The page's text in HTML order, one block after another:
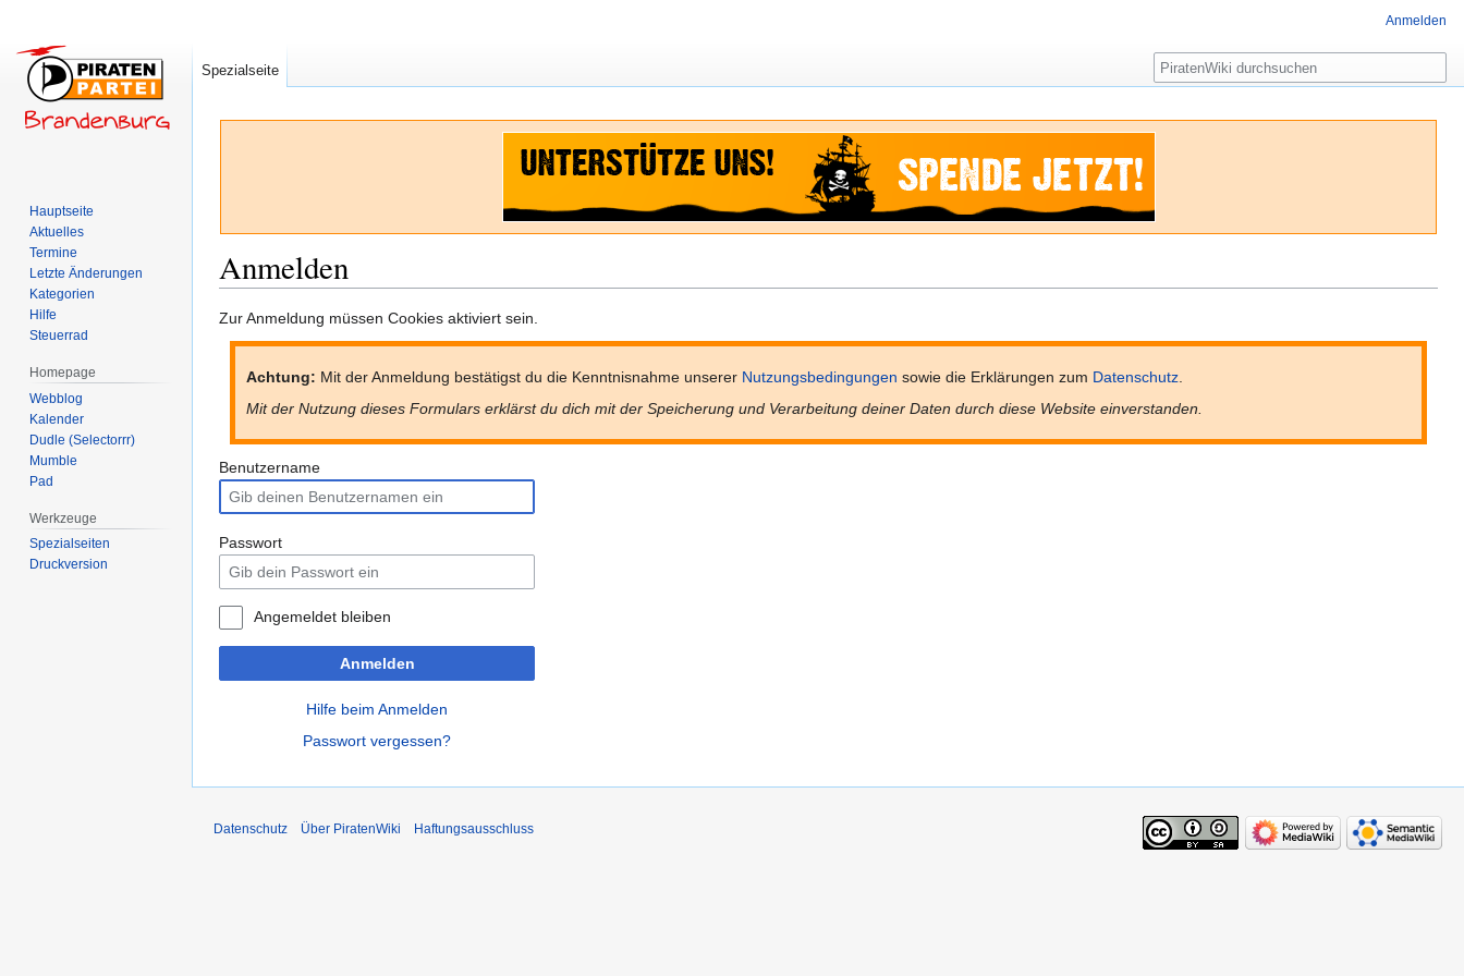
Anmelden
Zur
Navigation
Zur
Suche
Zur Anmeldung müssen Cookies aktiviert sein.
Achtung: Mit der Anmeldung bestätigst du die Kenntnisnahme unserer Nutzungsbedingungen sowie die Erklärungen zum Datenschutz
Mit der Nutzung dieses Formulars erklärst du dich mit der Speicherung und Verarbeitung deiner Daten durch diese Website einverstanden.
Benutzername
Passwort
Angemeldet bleiben
Anmelden
Hilfe beim Anmelden
Passwort vergessen?
Anmelden
Spezialseite Suche
Hauptseite
Aktuelles
Termine
Letzte Änderungen
Kategorien
Hilfe
Steuerrad
Homepage
Webblog
Kalender
Dudle (Selectorrr)
Mumble
Pad
Werkzeuge
Spezialseiten
Druckversion
Datenschutz Über PiratenWiki Haftungsausschluss